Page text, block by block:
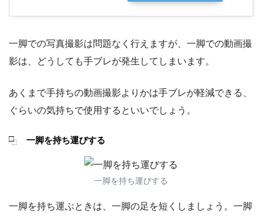
一脚での写真撮影は問題なく行えますが、一脚での動画撮
影は、どうしても手ブレが発生してしまいます。
あくまで手持ちの動画撮影よりかは手ブレが軽減できる、
ぐらいの気持ちで使用するといいでしょう。
一脚を持ち運びする
一脚を持ち運びする
一脚を持ち運ぶときは、一脚の足を短くしましょう。一脚